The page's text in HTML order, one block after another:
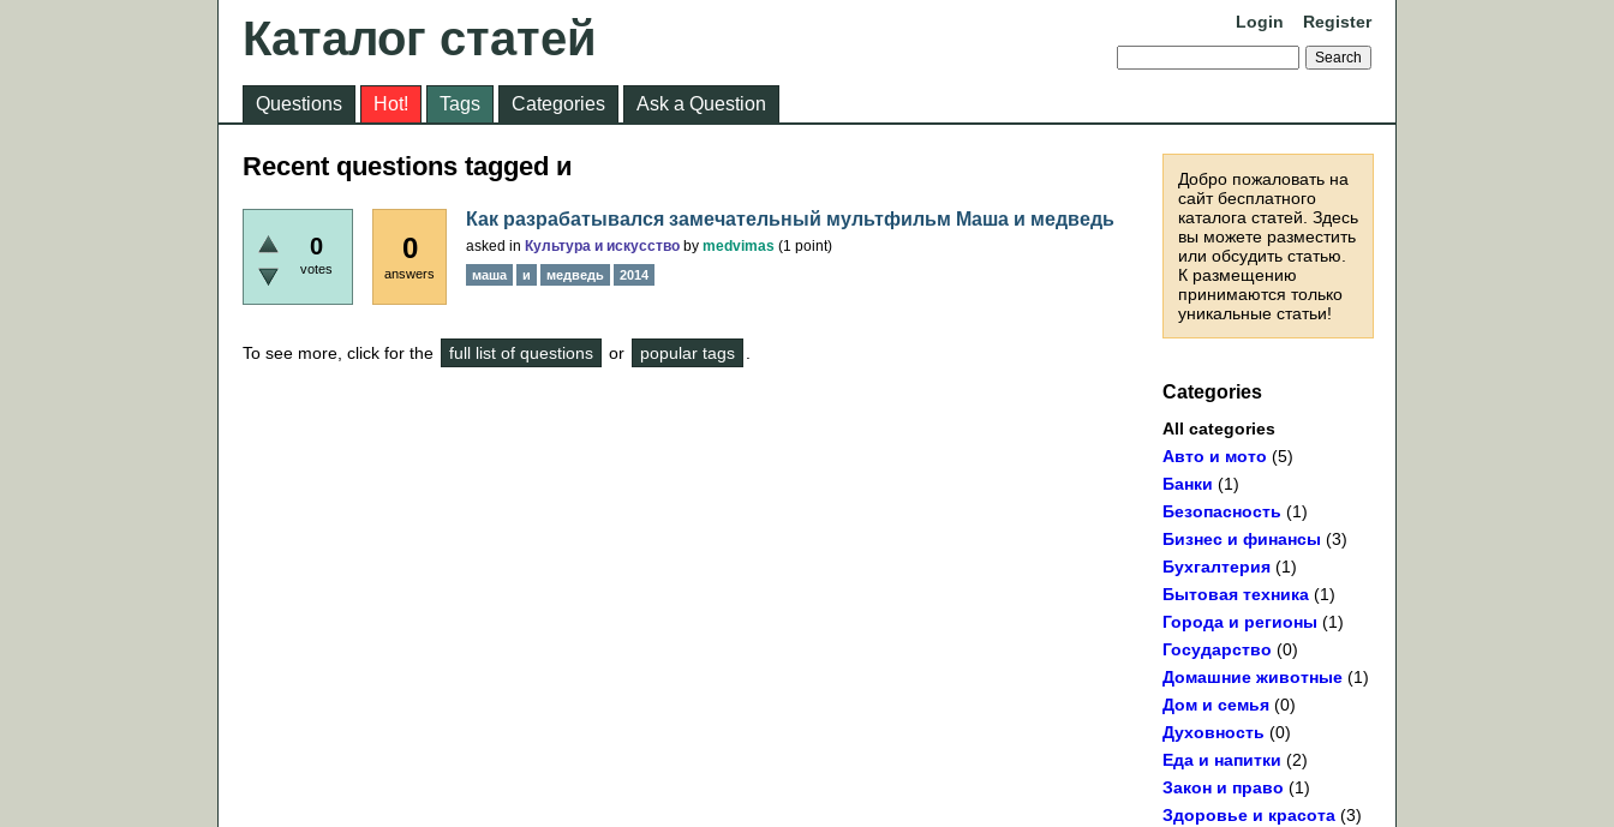
Каталог статей Login Register
Questions Hot! Tags Categories Ask a Question
Добро пожаловать на
сайт бесплатного
каталога статей. Здесь
вы можете разместить
или обсудить статью.
К размещению
принимаются только
уникальные статьи!
Categories
All categories
Авто и мото (5)
Банки (1)
Безопасность (1)
Бизнес и финансы (3)
Бухгалтерия (1)
Бытовая техника (1)
Города и регионы (1)
Государство (0)
Домашние животные (1)
Дом и семья (0)
Духовность (0)
Еда и напитки (2)
Закон и право (1)
Здоровье и красота (3)
Recent questions tagged и
0
votes
0
answers
Как разрабатывался замечательный мультфильм Маша и медведь
asked in Культура и искусство by medvimas (1 point)
маша и медведь 2014
To see more, click for the full list of questions or popular tags